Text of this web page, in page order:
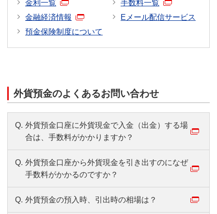
金利一覧
手数料一覧
金融経済情報
Eメール配信サービス
預金保険制度について
外貨預金のよくあるお問い合わせ
Q. 外貨預金口座に外貨現金で入金（出金）する場
合は、手数料がかかりますか？
Q. 外貨預金口座から外貨現金を引き出すのになぜ
手数料がかかるのですか？
Q. 外貨預金の預入時、引出時の相場は？